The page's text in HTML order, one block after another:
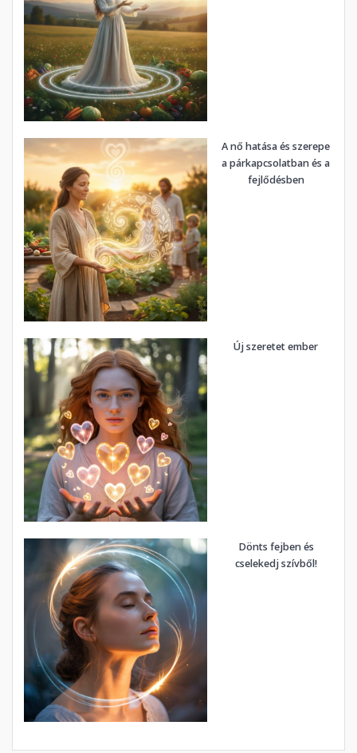
A nő hatása és szerepe
a párkapcsolatban és a
fejlődésben
Új szeretet ember
Dönts fejben és
cselekedj szívből!